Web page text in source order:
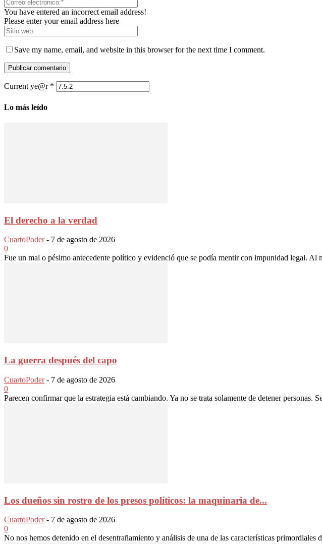
You have entered an incorrect email address!
Please enter your email address here
Save my name, email, and website in this browser for the next time I comment.
Current ye@r *
Lo más leído
El derecho a la verdad
CuartoPoder - 7 de agosto de 2026
0
Fue un mal o pésimo antecedente político y evidenció que se podía mentir con impunidad legal. Al
La guerra después del capo
CuartoPoder - 7 de agosto de 2026
0
Parecen confirmar que la estrategia está cambiando. Ya no se trata solamente de detener personas.
Los dueños sin rostro de los presos políticos: la maquinaria de...
CuartoPoder - 7 de agosto de 2026
0
No nos hemos detenido en el desentrañamiento y análisis de una de las características